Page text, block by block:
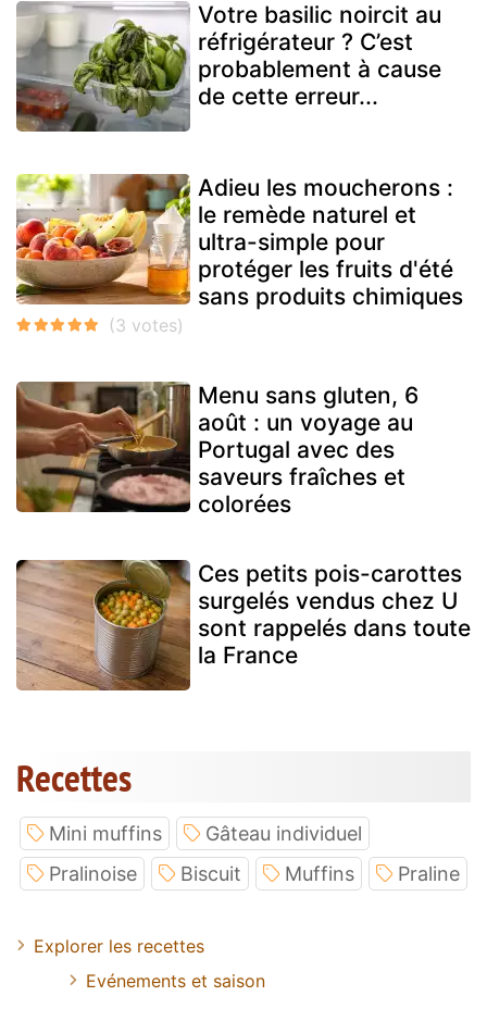
Votre basilic noircit au
réfrigérateur ? C’est
probablement à cause
de cette erreur...
Adieu les moucherons :
le remède naturel et
ultra-simple pour
protéger les fruits d'été
sans produits chimiques
Menu sans gluten, 6
août : un voyage au
Portugal avec des
saveurs fraîches et
colorées
Ces petits pois-carottes
surgelés vendus chez U
sont rappelés dans toute
la France
Recettes
Mini muffins
Gâteau individuel
Pralinoise
Biscuit Muffins Praline
Explorer les recettes
Evénements et saison